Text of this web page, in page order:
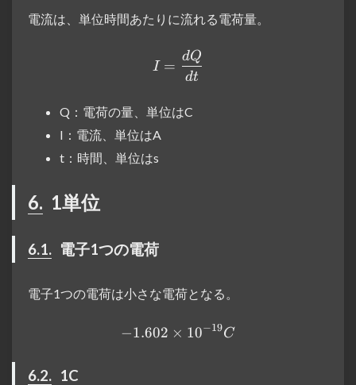
電流は、単位時間あたりに流れる電荷量。
I = \frac{dQ}{dt}
I =
dt
dQ
Q：電荷の量、単位はC
I：電流、単位はA
t：時間、単位はs
6. 1単位
6.1. 電子1つの電荷
電子1つの電荷は小さな電荷となる。
−1.602×10^{−19}C
−1.602 × 10−19C
6.2. 1C